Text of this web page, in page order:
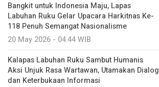
Bangkit untuk Indonesia Maju, Lapas
Labuhan Ruku Gelar Upacara Harkitnas Ke-
118 Penuh Semangat Nasionalisme
20 May 2026 - 04:44 WIB
Kalapas Labuhan Ruku Sambut Humanis
Aksi Unjuk Rasa Wartawan, Utamakan Dialog
dan Keterbukaan Informasi